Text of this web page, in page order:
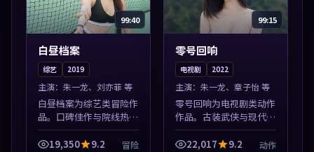
99:40
白昼档案
综艺 2019
主演： 朱一龙、刘亦菲 等
白昼档案为综艺类冒险作
品。口碑佳作与院线热映
精选，高清免费在线资
源，多端适配随时观看。
19,350 9.2 冒险
99:15
零号回响
电视剧 2022
主演： 朱一龙、章子怡 等
零号回响为电视剧类动作
作品。古装武侠与现代谍
战兼备，热播剧集连更，
精彩片花与正片同样清
22,017 9.2 动作